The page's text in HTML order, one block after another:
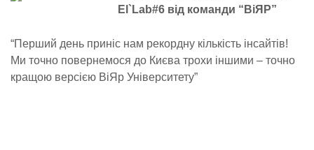
El`Lab#6 від команди “ВіЯР”
“Перший день приніс нам рекордну кількість інсайтів!
Ми точно повернемося до Києва трохи іншими – точно
кращою версією ВіЯр Університету”